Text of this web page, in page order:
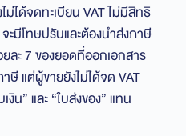
ได้จดทะเบียน VAT ไม่มีสิทธิ
มีโทษปรับและต้องนำส่งภาษี
ละ 7 ของยอดที่ออกเอกสาร
แต่ผู้ขายยังไม่ได้จด VAT
งิน” และ “ใบส่งของ” แทน